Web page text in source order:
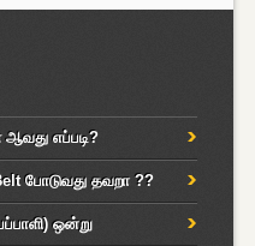
எப்படி?
போடுவது தவறா ??
ஒன்று